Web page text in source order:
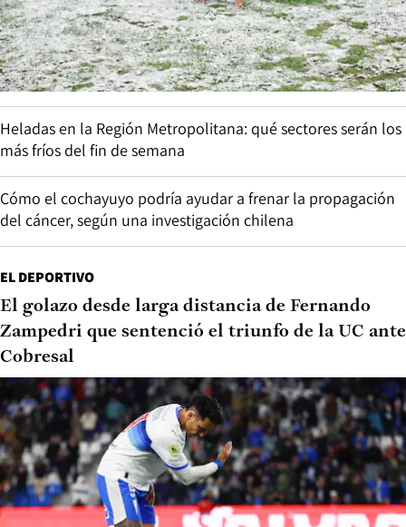
Heladas en la Región Metropolitana: qué sectores serán los
más fríos del fin de semana
Cómo el cochayuyo podría ayudar a frenar la propagación
del cáncer, según una investigación chilena
EL DEPORTIVO
El golazo desde larga distancia de Fernando
Zampedri que sentenció el triunfo de la UC ante
Cobresal